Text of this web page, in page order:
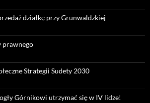
działkę przy Grunwaldzkiej
prawnego
Strategii Sudety 2030
Górnikowi utrzymać się w IV lidze!